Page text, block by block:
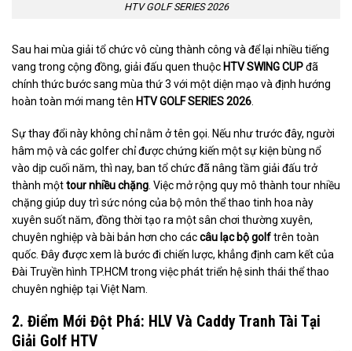
HTV GOLF SERIES 2026
Sau hai mùa giải tổ chức vô cùng thành công và để lại nhiều tiếng
vang trong cộng đồng, giải đấu quen thuộc HTV SWING CUPđã
chính thức bước sang mùa thứ 3 với một diện mạo và định hướng
hoàn toàn mới mang tên HTV GOLF SERIES 2026.
Sự thay đổi này không chỉ nằm ở tên gọi. Nếu như trước đây, người
hâm mộ và các golfer chỉ được chứng kiến một sự kiện bùng nổ
vào dịp cuối năm, thì nay, ban tổ chức đã nâng tầm giải đấu trở
thành mộttour nhiều chặng . Việc mở rộng quy mô thành tour nhiều
chặng giúp duy trì sức nóng của bộ môn thể thao tinh hoa này
xuyên suốt năm, đồng thời tạo ra một sân chơi thường xuyên,
chuyên nghiệp và bài bản hơn cho cáccâu lạc bộ golftrên toàn
quốc. Đây được xem là bước đi chiến lược, khẳng định cam kết của
Đài Truyền hình TP.HCM trong việc phát triển hệ sinh thái thể thao
chuyên nghiệp tại Việt Nam.
2. Điểm Mới Đột Phá: HLV Và Caddy Tranh Tài Tại
Giải Golf HTV